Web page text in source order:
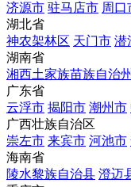
济源市 驻马店市 周口
湖北省
神农架林区 天门市 潜
湖南省
湘西土家族苗族自治州
广东省
云浮市 揭阳市 潮州市
广西壮族自治区
崇左市 来宾市 河池市
海南省
陵水黎族自治县 澄迈